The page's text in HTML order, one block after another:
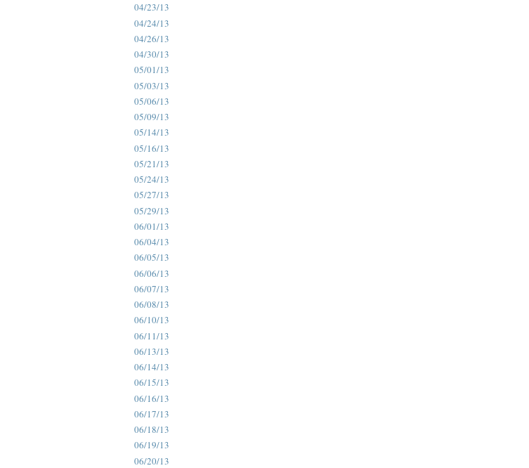
04/23/13
04/24/13
04/26/13
04/30/13
05/01/13
05/03/13
05/06/13
05/09/13
05/14/13
05/16/13
05/21/13
05/24/13
05/27/13
05/29/13
06/01/13
06/04/13
06/05/13
06/06/13
06/07/13
06/08/13
06/10/13
06/11/13
06/13/13
06/14/13
06/15/13
06/16/13
06/17/13
06/18/13
06/19/13
06/20/13